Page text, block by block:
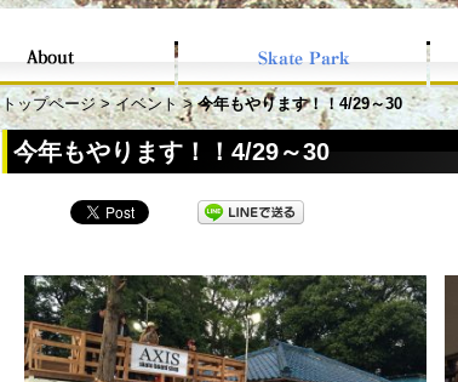
トップページ>イベント>今年もやります！！4/29～30
今年もやります！！4/29～30